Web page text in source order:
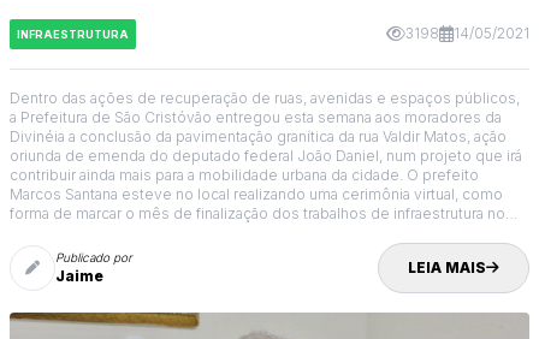
INFRAESTRUTURA 3198 14/05/2021
Dentro das ações de recuperação de ruas, avenidas e espaços públicos,
a Prefeitura de São Cristóvão entregou esta semana aos moradores da
Divinéia a conclusão da pavimentação granítica da rua Valdir Matos, ação
oriunda de emenda do deputado federal João Daniel, num projeto que irá
contribuir ainda mais para a mobilidade urbana da cidade. O prefeito
Marcos Santana esteve no local realizando uma cerimônia virtual, como
forma de marcar o mês de finalização dos trabalhos de infraestrutura no
Publicado por
Jaime LEIA MAIS